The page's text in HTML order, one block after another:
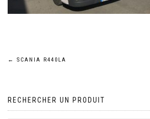
Navigation
l’article
← SCANIA R440LA
RECHERCHER UN PRODUIT